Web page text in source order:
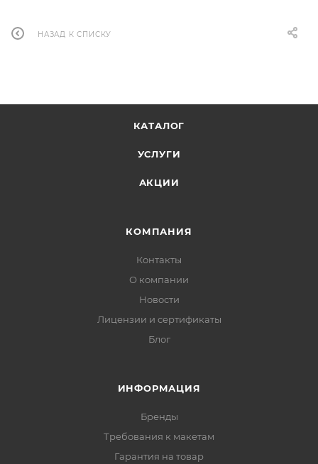
НАЗАД К СПИСКУ
КАТАЛОГ
УСЛУГИ
АКЦИИ
КОМПАНИЯ
Контакты
О компании
Новости
Лицензии и сертификаты
Блог
ИНФОРМАЦИЯ
Бренды
Требования к макетам
Гарантия на товар